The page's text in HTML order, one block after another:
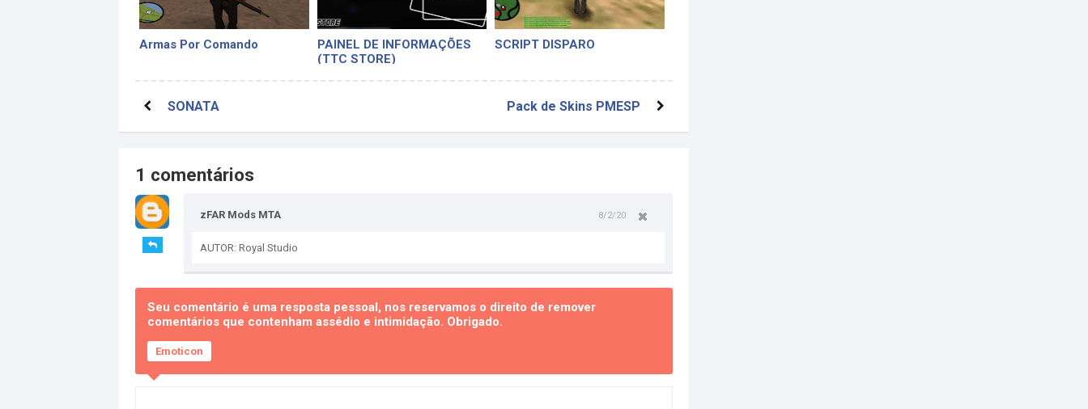
Armas Por Comando
PAINEL DE INFORMAÇÕES
(TTC STORE)
SCRIPT DISPARO
SONATA Pack de Skins PMESP
1 comentários
zFAR Mods MTA 8/2/20
AUTOR: Royal Studio
Seu comentário é uma resposta pessoal, nos reservamos o direito de remover
comentários que contenham assédio e intimidação. Obrigado.
Emoticon